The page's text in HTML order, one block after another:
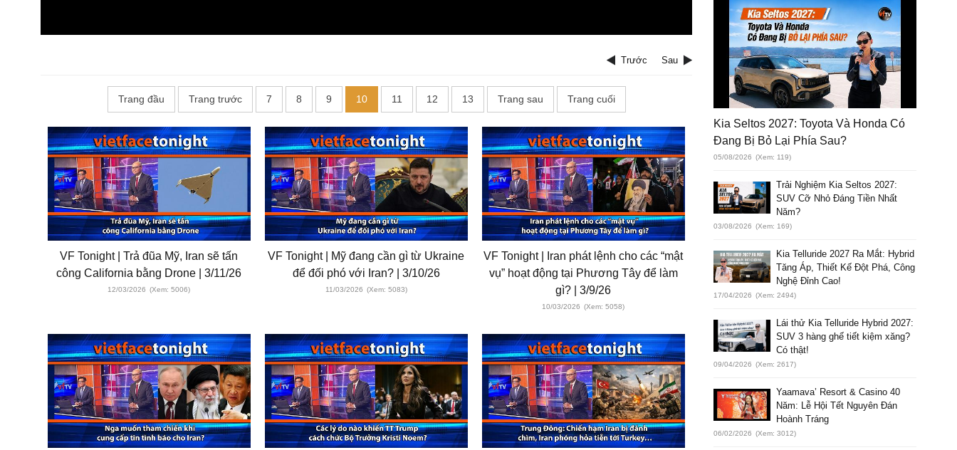
Trước Sau
Trang đầu Trang trước 7 8 9 10 11 12 13 Trang sau Trang cuối
VF Tonight | Trả đũa Mỹ, Iran sẽ tấn
công California bằng Drone | 3/11/26
12/03/2026 (Xem: 5006)
VF Tonight | Mỹ đang cần gì từ Ukraine
để đối phó với Iran? | 3/10/26
11/03/2026 (Xem: 5083)
VF Tonight | Iran phát lệnh cho các “mật
vụ” hoạt động tại Phương Tây để làm
gì? | 3/9/26
10/03/2026 (Xem: 5058)
Kia Seltos 2027: Toyota Và Honda Có
Đang Bị Bỏ Lại Phía Sau?
05/08/2026 (Xem: 119)
Trải Nghiệm Kia Seltos 2027:
SUV Cỡ Nhỏ Đáng Tiền Nhất
Năm?
03/08/2026 (Xem: 169)
Kia Telluride 2027 Ra Mắt: Hybrid
Tăng Áp, Thiết Kế Đột Phá, Công
Nghệ Đỉnh Cao!
17/04/2026 (Xem: 2494)
Lái thử Kia Telluride Hybrid 2027:
SUV 3 hàng ghế tiết kiệm xăng?
Có thật!
09/04/2026 (Xem: 2617)
Yaamava’ Resort & Casino 40
Năm: Lễ Hội Tết Nguyên Đán
Hoành Tráng
06/02/2026 (Xem: 3012)